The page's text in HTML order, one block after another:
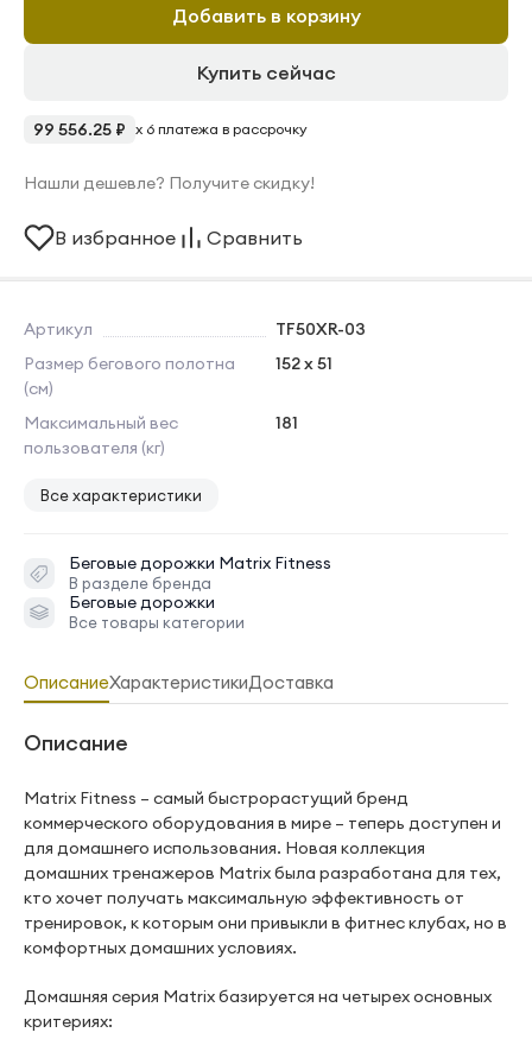
Артикул
TF50XR-03
Размер бегового полотна
(см)
152 x 51
Максимальный вес
пользователя (кг)
181
Все характеристики
Беговые дорожки Matrix Fitness
В разделе бренда
Беговые дорожки
Все товары категории
Добавить в корзину
Купить сейчас
99 556.25 ₽ x 6 платежа в рассрочку
Нашли дешевле? Получите скидку!
В избранное Сравнить
ОписаниеХарактеристикиДоставка
Описание
Matrix Fitness – самый быстрорастущий бренд
коммерческого оборудования в мире – теперь доступен и
для домашнего использования. Новая коллекция
домашних тренажеров Matrix была разработана для тех,
кто хочет получать максимальную эффективность от
тренировок, к которым они привыкли в фитнес клубах, но в
комфортных домашних условиях.
Домашняя серия Matrix базируется на четырех основных
критериях: